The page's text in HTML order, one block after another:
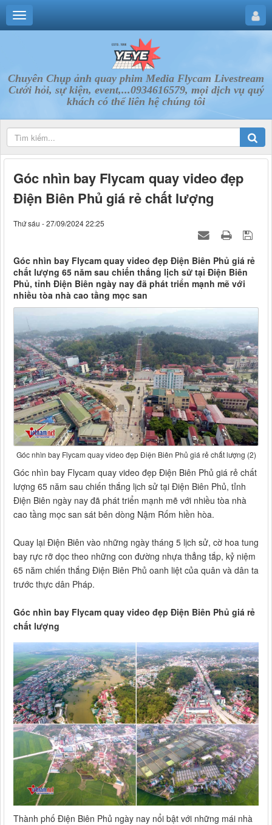
Chuyên Chụp ảnh quay phim Media Flycam Livestream
Cưới hỏi, sự kiện, event,...0934616579, mọi dịch vụ quý
khách có thể liên hệ chúng tôi
Góc nhìn bay Flycam quay video đẹp
Điện Biên Phủ giá rẻ chất lượng
Thứ sáu - 27/09/2024 22:25
Góc nhìn bay Flycam quay video đẹp Điện Biên Phủ giá rẻ
chất lượng 65 năm sau chiến thắng lịch sử tại Điện Biên
Phủ, tỉnh Điện Biên ngày nay đã phát triển mạnh mẽ với
nhiều tòa nhà cao tầng mọc san
Góc nhìn bay Flycam quay video đẹp Điện Biên Phủ giá rẻ chất lượng (2)
Góc nhìn bay Flycam quay video đẹp Điện Biên Phủ giá rẻ chất
lượng 65 năm sau chiến thắng lịch sử tại Điện Biên Phủ, tỉnh
Điện Biên ngày nay đã phát triển mạnh mẽ với nhiều tòa nhà
cao tầng mọc san sát bên dòng Nậm Rốm hiền hòa.
Quay lại Điện Biên vào những ngày tháng 5 lịch sử, cờ hoa tung
bay rực rỡ dọc theo những con đường nhựa thẳng tắp, kỷ niệm
65 năm chiến thắng Điện Biên Phủ oanh liệt của quân và dân ta
trước thực dân Pháp.
Góc nhìn bay Flycam quay video đẹp Điện Biên Phủ giá rẻ
chất lượng
Thành phố Điện Biên Phủ ngày nay nổi bật với những mái nhà